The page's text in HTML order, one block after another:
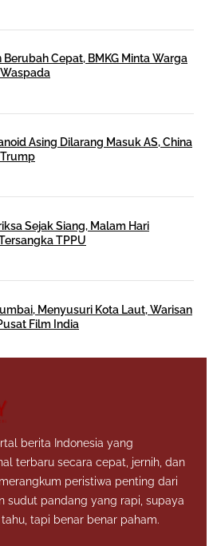
Berubah Cepat, BMKG Minta Warga
Asing Dilarang Masuk AS, China
Sejak Siang, Malam Hari
TPPU
Menyusuri Kota Laut, Warisan
Film India
berita Indonesia yang
terbaru secara cepat, jernih, dan
peristiwa penting dari
sudut pandang yang rapi, supaya
tapi benar benar paham.